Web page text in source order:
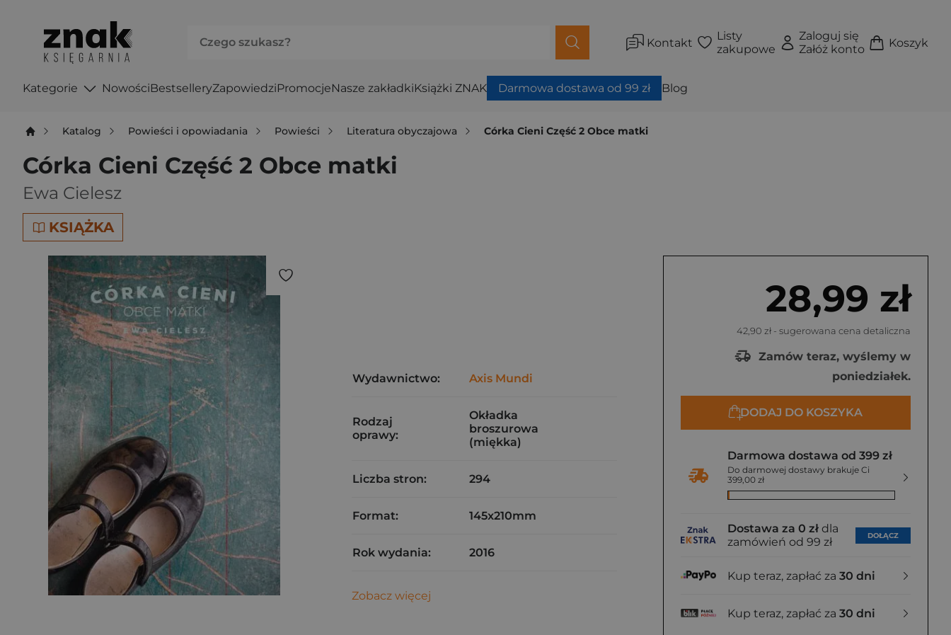
Kontakt
Listy
zakupowe
Zaloguj się
Załóż konto
Koszyk
Kategorie NowościBestselleryZapowiedziPromocjeNasze zakładkiKsiążki ZNAK Darmowa dostawa od 99 zł Blog
Katalog Powieści i opowiadania Powieści Literatura obyczajowa Córka Cieni Część 2 Obce matki
Córka Cieni Część 2 Obce matki
Ewa Cielesz
KSIĄŻKA
28,99 zł
42,90 zł - sugerowana cena detaliczna
Zamów teraz, wyślemy w
poniedziałek.
DODAJ DO KOSZYKA
Darmowa dostawa od 399 zł
Do darmowej dostawy brakuje Ci
399,00 zł
Dostawa za 0 zł dla
zamówień od 99 zł
DOŁĄCZ
Kup teraz, zapłać za 30 dni
Kup teraz, zapłać za 30 dni
Wydawnictwo: Axis Mundi
Rodzaj
oprawy:
Okładka
broszurowa
(miękka)
Liczba stron: 294
Format: 145x210mm
Rok wydania: 2016
Zobacz więcej